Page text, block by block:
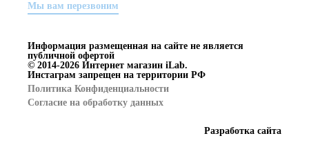
Политика Конфиденциальности
Согласие на обработку данных
Мы вам перезвоним
Информация размещенная на сайте не является
публичной офертой
© 2014-2026 Интернет магазин iLab.
Инстаграм запрещен на территории РФ
Разработка сайта